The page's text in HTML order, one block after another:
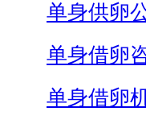
单身供卵
单身借卵
单身借卵